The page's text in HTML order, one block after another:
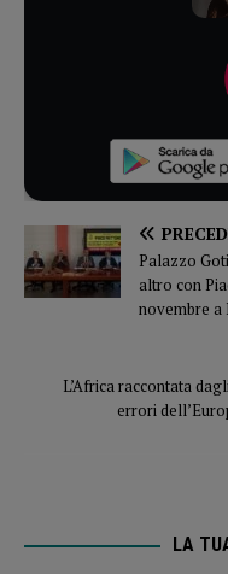
Palazzo
altro con
novembre a
L’Africa raccontata
errori
LA